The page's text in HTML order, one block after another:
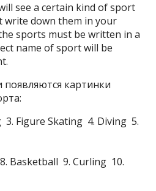
see a certain kind of sport
write down them in your
sports must be written in a
name of sport will be
картинки
3. Figure Skating 4. Diving 5.
Basketball 9. Curling 10.